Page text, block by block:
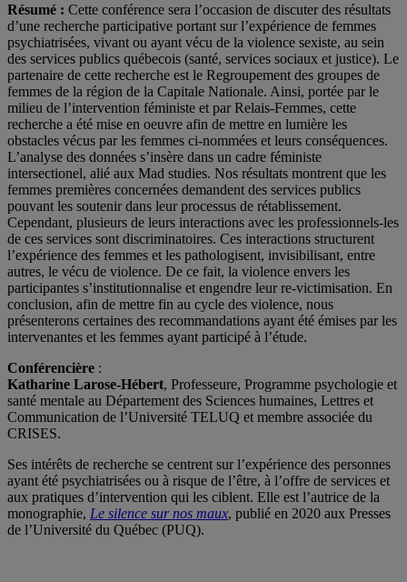
Résumé : Cette conférence sera l’occasion de discuter des résultats
d’une recherche participative portant sur l’expérience de femmes
psychiatrisées, vivant ou ayant vécu de la violence sexiste, au sein
des services publics québecois (santé, services sociaux et justice). Le
partenaire de cette recherche est le Regroupement des groupes de
femmes de la région de la Capitale Nationale. Ainsi, portée par le
milieu de l’intervention féministe et par Relais-Femmes, cette
recherche a été mise en oeuvre afin de mettre en lumière les
obstacles vécus par les femmes ci-nommées et leurs conséquences.
L’analyse des données s’insère dans un cadre féministe
intersectionel, alié aux Mad studies. Nos résultats montrent que les
femmes premières concernées demandent des services publics
pouvant les soutenir dans leur processus de rétablissement.
Cependant, plusieurs de leurs interactions avec les professionnels-les
de ces services sont discriminatoires. Ces interactions structurent
l’expérience des femmes et les pathologisent, invisibilisant, entre
autres, le vécu de violence. De ce fait, la violence envers les
participantes s’institutionnalise et engendre leur re-victimisation. En
conclusion, afin de mettre fin au cycle des violence, nous
présenterons certaines des recommandations ayant été émises par les
intervenantes et les femmes ayant participé à l’étude.
Conférencière :
Katharine Larose-Hébert, Professeure, Programme psychologie et
santé mentale au Département des Sciences humaines, Lettres et
Communication de l’Université TELUQ et membre associée du
CRISES.
Ses intérêts de recherche se centrent sur l’expérience des personnes
ayant été psychiatrisées ou à risque de l’être, à l’offre de services et
aux pratiques d’intervention qui les ciblent. Elle est l’autrice de la
monographie, Le silence sur nos maux, publié en 2020 aux Presses
de l’Université du Québec (PUQ).